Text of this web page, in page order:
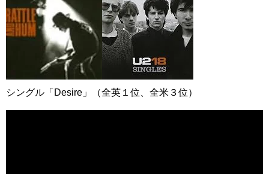
シングル「Desire」（全英１位、全米３位）